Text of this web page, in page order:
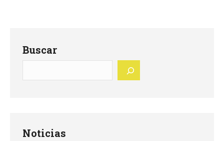
Buscar
Noticias